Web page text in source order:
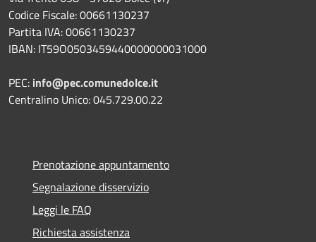
Codice Fiscale: 00661130237
Partita IVA: 00661130237
IBAN: IT59O0503459440000000031000
PEC: info@pec.comunedolce.it
Centralino Unico: 045.729.00.22
Prenotazione appuntamento
Segnalazione disservizio
Leggi le FAQ
Richiesta assistenza